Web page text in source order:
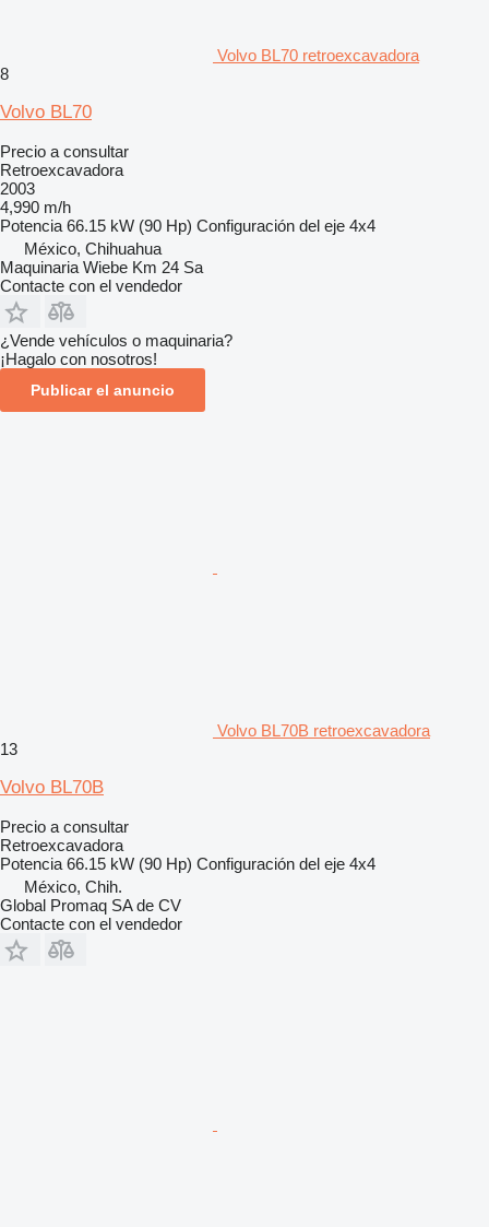
Volvo BL70 retroexcavadora
8
Volvo BL70
Precio a consultar
Retroexcavadora
2003
4,990 m/h
Potencia 66.15 kW (90 Hp) Configuración del eje 4x4
México, Chihuahua
Maquinaria Wiebe Km 24 Sa
Contacte con el vendedor
¿Vende vehículos o maquinaria?
¡Hagalo con nosotros!
Publicar el anuncio
Volvo BL70B retroexcavadora
13
Volvo BL70B
Precio a consultar
Retroexcavadora
Potencia 66.15 kW (90 Hp) Configuración del eje 4x4
México, Chih.
Global Promaq SA de CV
Contacte con el vendedor